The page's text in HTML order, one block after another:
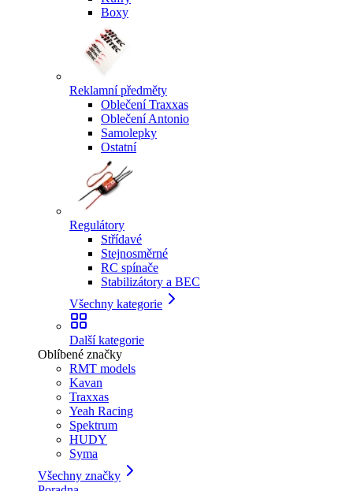
Boxy
Reklamní předměty
Oblečení Traxxas
Oblečení Antonio
Samolepky
Ostatní
Regulátory
Střídavé
Stejnosměrné
RC spínače
Stabilizátory a BEC
Všechny kategorie
Další kategorie
Oblíbené značky
RMT models
Kavan
Traxxas
Yeah Racing
Spektrum
HUDY
Syma
Všechny značky